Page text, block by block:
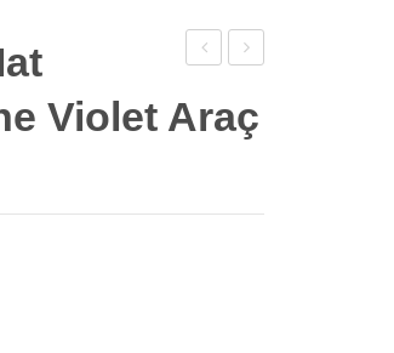
989
Turquoise
988
Green
Violet Araç